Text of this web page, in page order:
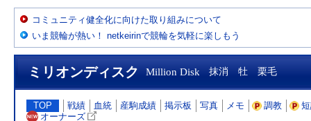
コミュニティ健全化に向けた取り組みについて
いま競輪が熱い！ netkeirinで競輪を気軽に楽しもう
ミリオンディスク Million Disk 抹消 牡 栗毛
TOP 戦績 血統 産駒成績 掲示板 写真 メモ 調教
オーナーズ